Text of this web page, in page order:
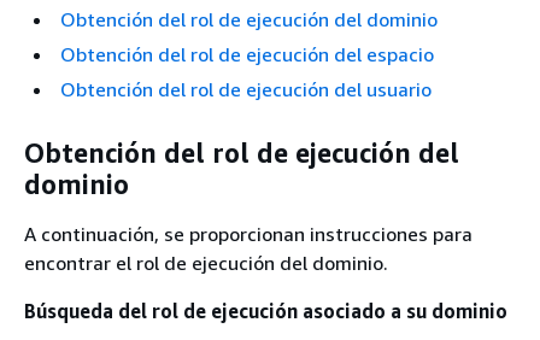
Obtención del rol de ejecución del dominio
Obtención del rol de ejecución del espacio
Obtención del rol de ejecución del usuario
Obtención del rol de ejecución del
dominio
A continuación, se proporcionan instrucciones para
encontrar el rol de ejecución del dominio.
Búsqueda del rol de ejecución asociado a su dominio